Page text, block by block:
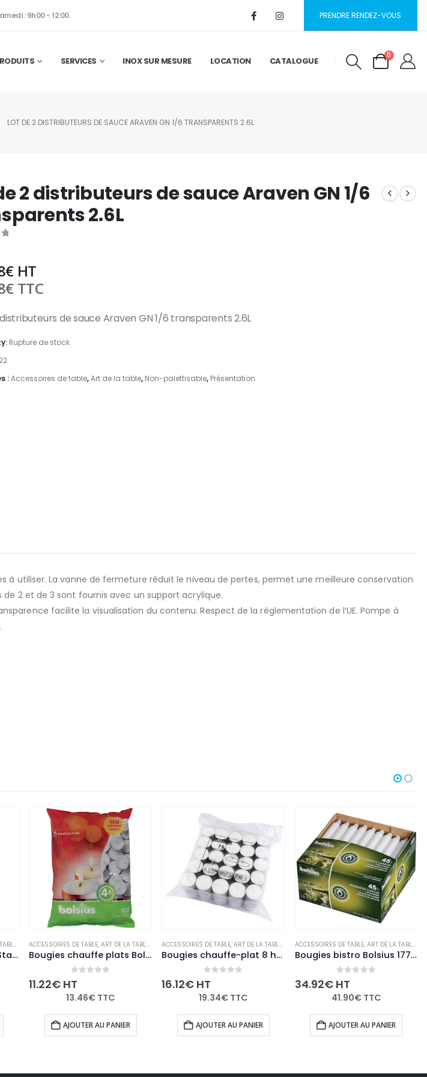
: 9h00 - 12:00. PRENDRE RENDEZ-VOUS
SERVICES INOX SUR MESURE LOCATION CATALOGUE
0
LOT DE 2 DISTRIBUTEURS DE SAUCE ARAVEN GN 1/6 TRANSPARENTS 2.6L
2 distributeurs de sauce Araven GN 1/6
2.6L
€HT
€TTC
de sauce Araven GN 1/6 transparents 2.6L
Rupture de stock
:Accessoires de table,Art de la table, Non-palettisable, Présentation
à utiliser. La vanne de fermeture réduit le niveau de pertes, permet une meilleure conservation
2 et de 3 sont fournis avec un support acrylique.
facilite la visualisation du contenu. Respect de la réglementation de l’UE. Pompe à
, BOUGIES ET PHOTOPHORES, NON-PALETTISABLE
Bougies-verre Bolsius Starlight transparentes (lot de 8)
ACCESSOIRES DE TABLE, ART DE LA TABLE , BOUGIES ET PHOTOPHORES, NON-PALETTISABLE
Bougies chauffe plats Bolsius 4 heures (Lot de 100)
11.22€HT
13.46€TTC
AJOUTER AU PANIER
ACCESSOIRES DE TABLE,ART DE LA TABLE BOUGIES ET PHOTOPHORES, NON-PALETTISABLE
Bougies chauffe-plat 8 heures Olympia (Lot de 75)
16.12€ HT
19.34€TTC
AJOUTER AU PANIER
ACCESSOIRES DE TABLE, ART DE LA TABLE ,
Bougies bistro Bolsius 177mm blanches (Lot de 45)
34.92€HT
41.90€TTC
AJOUTER AU PANIER